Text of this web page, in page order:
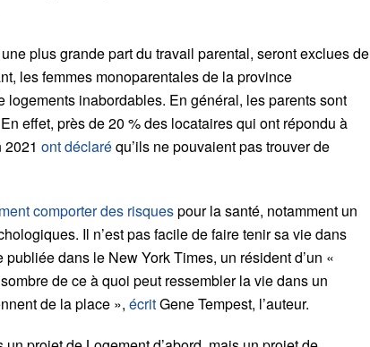
plus grande part du travail parental, seront exclues de
les femmes monoparentales de la province
inabordables. En général, les parents sont
effet, près de 20 % des locataires qui ont répondu à
ont déclaréqu’ils ne pouvaient pas trouver de
comporter des risquespour la santé, notamment un
Il n’est pas facile de faire tenir sa vie dans
publiée dans le New York Times, un résident d’un «
de ce à quoi peut ressembler la vie dans un
de la place », écritGene Tempest, l’auteur.